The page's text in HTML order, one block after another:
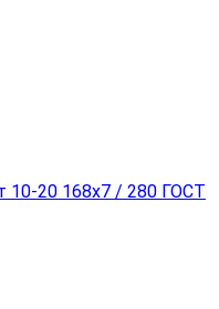
20 168x7 / 280 ГОСТ